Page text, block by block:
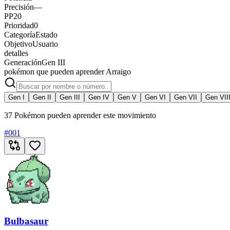
Precisión—
PP20
Prioridad0
CategoríaEstado
ObjetivoUsuario
detalles
GeneraciónGen III
pokémon que pueden aprender Arraigo
Gen I Gen II Gen III Gen IV Gen V Gen VI Gen VII Gen VIII
37 Pokémon pueden aprender este movimiento
#001
Bulbasaur